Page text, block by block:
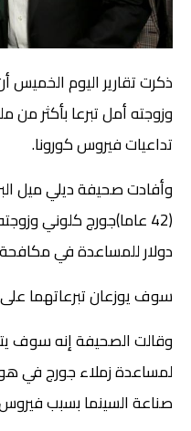
ذكرت تقارير اليوم
وزوجته أمل تبرعا بأكثر
تداعيات فيروس كورونا.
(42 عاما)جورج كلوني
دولار للمساعدة في
سوف يوزعان تبرعاتهما
وقالت الصحيفة إنه سوف
لمساعدة زملاء جورج في
صناعة السينما بسبب